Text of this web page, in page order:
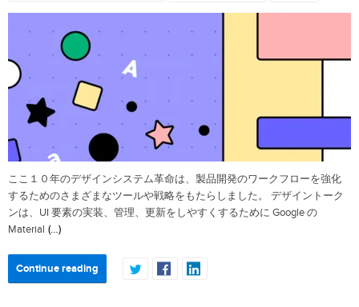
ここ１０年のデザインシステム革命は、製品開発のワークフローを強化
するためのさまざまなツールや戦略をもたらしました。 デザイントーク
ンは、UI 要素の実装、管理、更新をしやすくするために Google の
Material (…)
Continue reading